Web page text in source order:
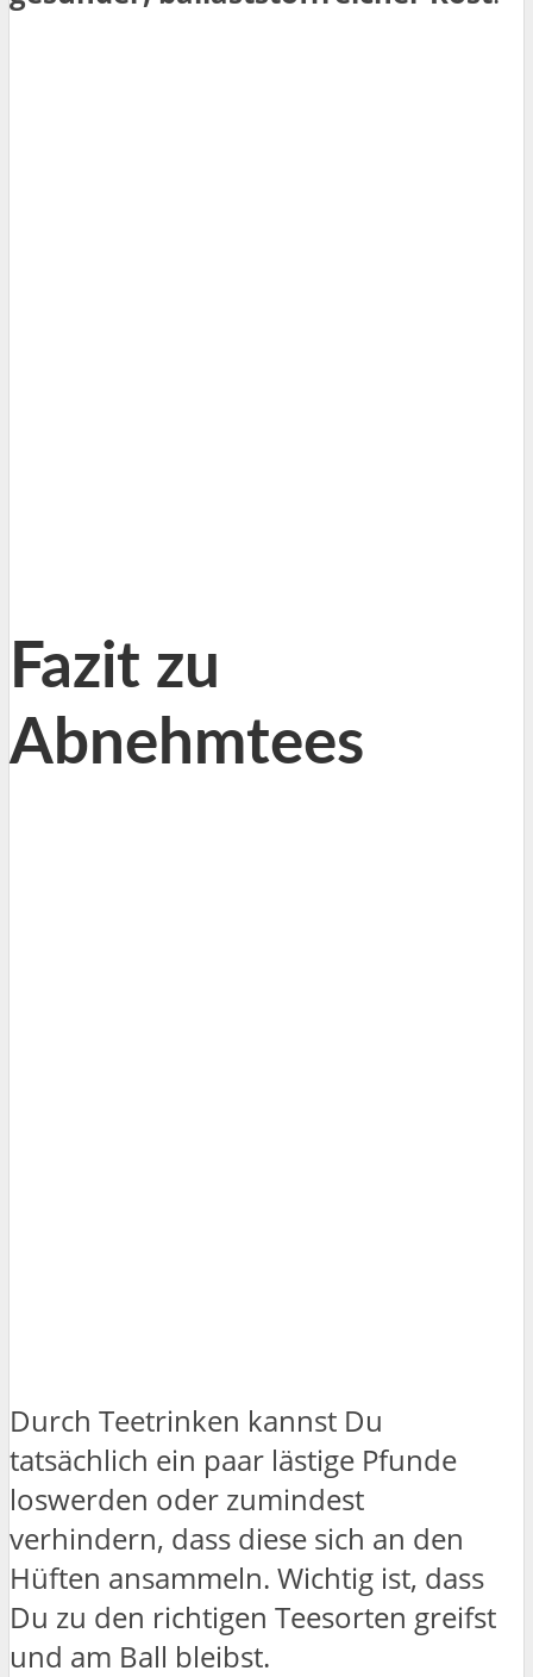
Fazit zu
Abnehmtees
Durch Teetrinken kannst Du
tatsächlich ein paar lästige Pfunde
loswerden oder zumindest
verhindern, dass diese sich an den
Hüften ansammeln. Wichtig ist, dass
Du zu den richtigen Teesorten greifst
und am Ball bleibst.